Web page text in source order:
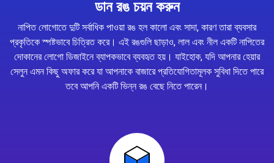
ডান রঙ চয়ন করুন
নাপিত লোগোতে দুটি সর্বাধিক পাওয়া রঙ হল কালো এবং সাদা, কারণ তারা ব্যবসার
প্রকৃতিকে স্পষ্টভাবে চিত্রিত করে। এই রঙগুলি ছাড়াও, লাল এবং নীল একটি নাপিতের
দোকানের লোগো ডিজাইনে ব্যাপকভাবে ব্যবহৃত হয়। যাইহোক, যদি আপনার হেয়ার
সেলুন এমন কিছু অফার করে যা আপনাকে বাজারে প্রতিযোগিতামূলক সুবিধা দিতে পারে
তবে আপনি একটি ভিন্ন রঙ বেছে নিতে পারেন।